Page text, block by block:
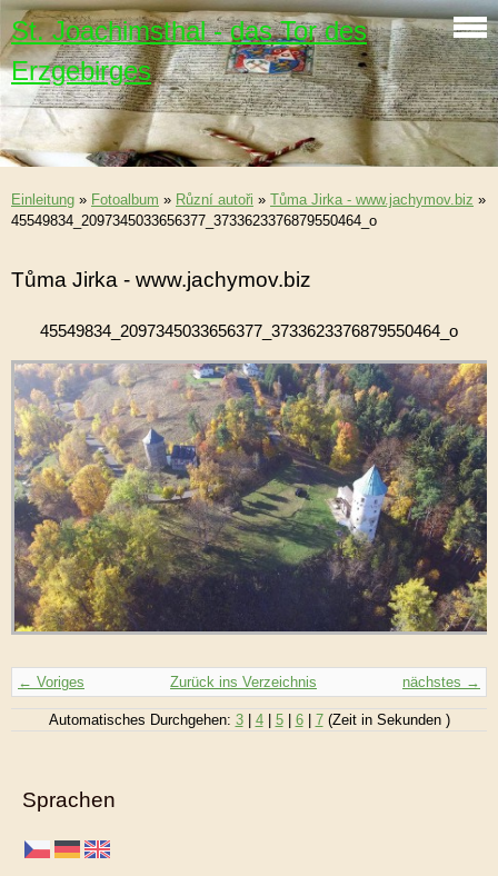
St. Joachimsthal - das Tor des
Erzgebirges
Einleitung » Fotoalbum » Různí autoři » Tůma Jirka - www.jachymov.biz »
45549834_2097345033656377_3733623376879550464_o
Tůma Jirka - www.jachymov.biz
45549834_2097345033656377_3733623376879550464_o
← Voriges nächstes →
Zurück ins Verzeichnis
Automatisches Durchgehen: 3| 4| 5| 6| 7(Zeit in Sekunden )
Sprachen